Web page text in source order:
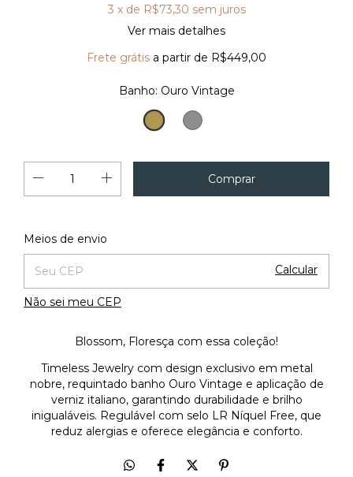
3 x de R$73,30 sem juros
Ver mais detalhes
Frete grátis a partir de R$449,00
Banho: Ouro Vintage
Ouro
Vintage
Prata
Vintage
Entregas para o CEP:
Meios de envio
Calcular
Não sei meu CEP
Blossom, Floresça com essa coleção!
Timeless Jewelry com design exclusivo em metal
nobre, requintado banho Ouro Vintage e aplicação de
verniz italiano, garantindo durabilidade e brilho
inigualáveis. Regulável com selo LR Níquel Free, que
reduz alergias e oferece elegância e conforto.